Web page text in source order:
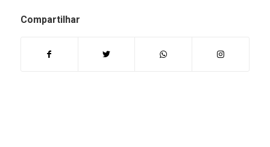
Compartilhar